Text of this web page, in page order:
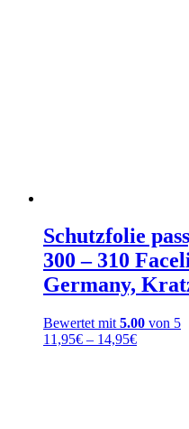
Schutzfolie
300 – 310
Germany,
Bewertet mit 5.00 von 5
11,95€ – 14,95€